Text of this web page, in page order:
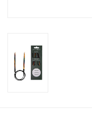
Guy's blog